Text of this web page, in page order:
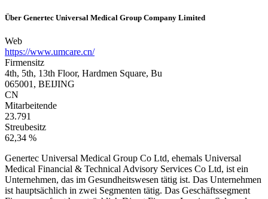
Über Genertec Universal Medical Group Company Limited
Web
https://www.umcare.cn/
Firmensitz
4th, 5th, 13th Floor, Hardmen Square, Bu
065001, BEIJING
CN
Mitarbeitende
23.791
Streubesitz
62,34 %
Genertec Universal Medical Group Co Ltd, ehemals Universal
Medical Financial & Technical Advisory Services Co Ltd, ist ein
Unternehmen, das im Gesundheitswesen tätig ist. Das Unternehmen
ist hauptsächlich in zwei Segmenten tätig. Das Geschäftssegment